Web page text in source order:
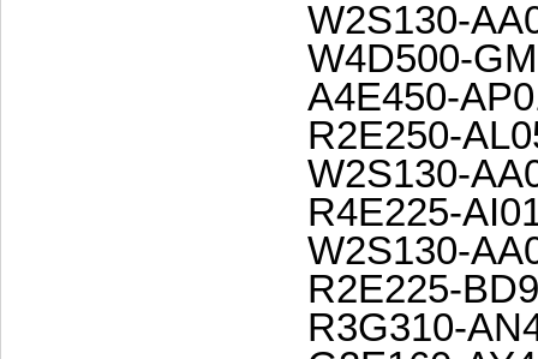
W2S130-
W4D500-
A4E450-
R2E250-
W2S130-
R4E225-
W2S130-
R2E225-
R3G310-